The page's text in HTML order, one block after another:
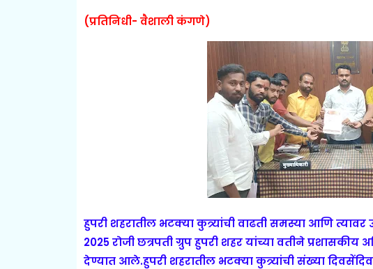
(प्रतिनिधी- वैशाली कंगणे)
हुपरी शहरातील भटक्या कुत्र्यांची वाढती समस्या आणि
2025 रोजी छत्रपती ग्रुप हुपरी शहर यांच्या वतीने प्रशासकीय
देण्यात आले.हुपरी शहरातील भटक्या कुत्र्यांची संख्या